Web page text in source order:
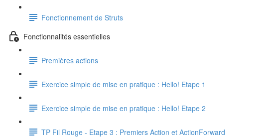
Fonctionnement de Struts
Fonctionnalités essentielles
Premières actions
Exercice simple de mise en pratique : Hello! Etape 1
Exercice simple de mise en pratique : Hello! Etape 2
TP Fil Rouge - Etape 3 : Premiers Action et ActionForward